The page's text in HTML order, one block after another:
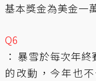
基本獎金為美金一
Q6
： 暴雪於每次年
的改動，今年也